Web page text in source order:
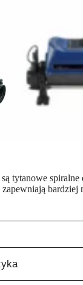
tytanowe
bardziej